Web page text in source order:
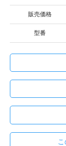
販売価格
型番